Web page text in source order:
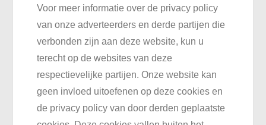
Voor meer informatie over de privacy policy
van onze adverteerders en derde partijen die
verbonden zijn aan deze website, kun u
terecht op de websites van deze
respectievelijke partijen. Onze website kan
geen invloed uitoefenen op deze cookies en
de privacy policy van door derden geplaatste